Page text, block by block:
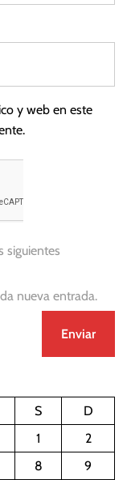
y web en este
siguientes
nueva entrada.
S
D
1
2
8
9